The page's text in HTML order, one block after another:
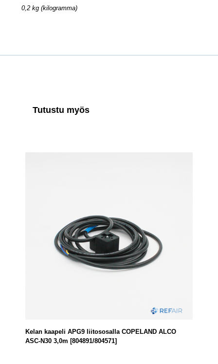
0,2 kg (kilogramma)
Tutustu myös
Kelan kaapeli APG9 liitososalla COPELAND ALCO
ASC-N30 3,0m [804891/804571]